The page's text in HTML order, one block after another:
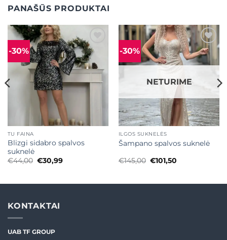
PANAŠŪS PRODUKTAI
-30% Mėgstamiausias
TU FAINA
Blizgi sidabro spalvos
suknelė
€44,00 Original
price
€30,99Current
-30% Mėgstamiausias
NETURIME
ILGOS SUKNELĖS
Šampano spalvos suknelė
€145,00 Original
price
€101,50Current
KONTAKTAI
UAB TF GROUP